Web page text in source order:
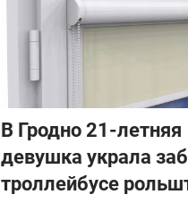
В Гродно 21-летняя
девушка украла
троллейбусе